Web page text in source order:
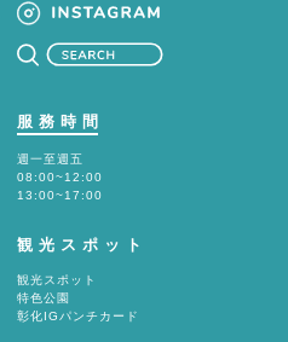
服務時間
週一至週五
08:00~12:00
13:00~17:00
観光スポット
観光スポット
特色公園
彰化IGパンチカード